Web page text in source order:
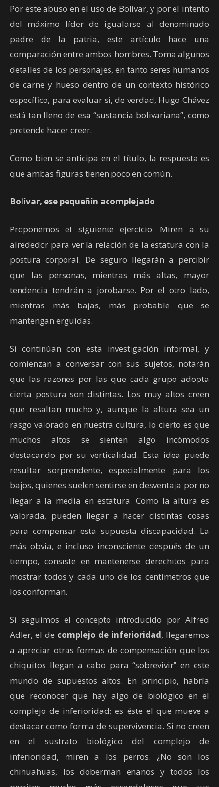
Por este abuso en el uso de Bolívar, y por el intento
del máximo líder de igualarse al denominado
padre de la patria, este artículo hace una
comparación entre ambos hombres. Toma algunos
detalles de los personajes, en tanto seres humanos
de carne y hueso dentro de un contexto histórico
específico, para evaluar si, de verdad, Hugo Chávez
está tan lleno de esa “sustancia bolivariana”, como
pretende hacer creer.
Como bien se anticipa en el título, la respuesta es
que ambas figuras tienen poco en común.
Bolívar, ese pequeñín acomplejado
Proponemos el siguiente ejercicio. Miren a su
alrededor para ver la relación de la estatura con la
postura corporal. De seguro llegarán a percibir
que las personas, mientras más altas, mayor
tendencia tendrán a jorobarse. Por el otro lado,
mientras más bajas, más probable que se
mantengan erguidas.
Si continúan con esta investigación informal, y
comienzan a conversar con sus sujetos, notarán
que las razones por las que cada grupo adopta
cierta postura son distintas. Los muy altos creen
que resaltan mucho y, aunque la altura sea un
rasgo valorado en nuestra cultura, lo cierto es que
muchos altos se sienten algo incómodos
destacando por su verticalidad. Esta idea puede
resultar sorprendente, especialmente para los
bajos, quienes suelen sentirse en desventaja por no
llegar a la media en estatura. Como la altura es
valorada, pueden llegar a hacer distintas cosas
para compensar esta supuesta discapacidad. La
más obvia, e incluso inconsciente después de un
tiempo, consiste en mantenerse derechitos para
mostrar todos y cada uno de los centímetros que
los conforman.
Si seguimos el concepto introducido por Alfred
Adler, el de complejo de inferioridad, llegaremos
a apreciar otras formas de compensación que los
chiquitos llegan a cabo para “sobrevivir” en este
mundo de supuestos altos. En principio, habría
que reconocer que hay algo de biológico en el
complejo de inferioridad; es éste el que mueve a
destacar como forma de supervivencia. Si no creen
en el sustrato biológico del complejo de
inferioridad, miren a los perros. ¿No son los
chihuahuas, los doberman enanos y todos los